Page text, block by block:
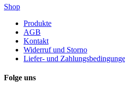
Shop
Produkte
AGB
Kontakt
Widerruf und Storno
Liefer- und
Folge uns